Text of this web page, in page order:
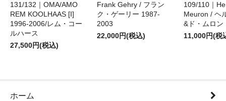
131/132｜OMA/AMO
REM KOOLHAAS [I]
1996-2006/レム・コー
ルハース
27,500円(税込)
Frank Gehry / フラン
ク・ゲーリー 1987-
2003
22,000円(税込)
109/110｜
Meuron / ヘ
&ド・ムロ
11,000円(税
ホーム